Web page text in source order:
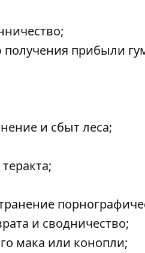
получения прибыли
и сбыт леса;
и сводничество;
мака или конопли;